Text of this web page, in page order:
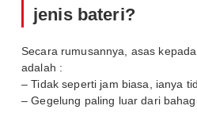
jenis bateri?
Secara rumusannya, asas
adalah :
– Tidak seperti jam biasa, ianya
– Gegelung paling luar dari